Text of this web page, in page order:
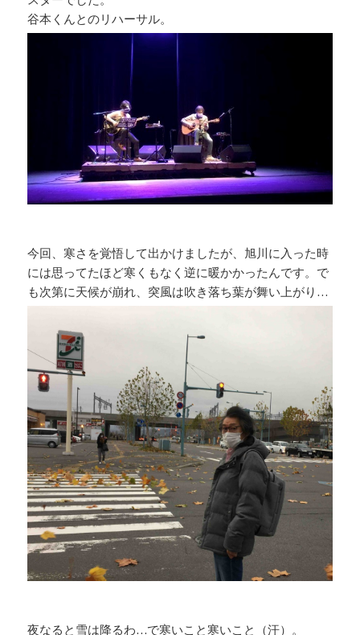
谷本くんとのリハーサル。
今回、寒さを覚悟して出かけましたが、旭川に入った時
には思ってたほど寒くもなく逆に暖かかったんです。で
も次第に天候が崩れ、突風は吹き落ち葉が舞い上がり…
夜なると雪は降るわ…で寒いこと寒いこと（汗）。